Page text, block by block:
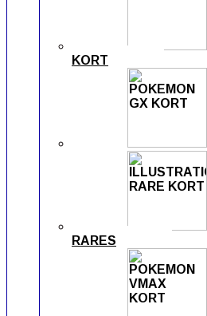
KORT
RARES